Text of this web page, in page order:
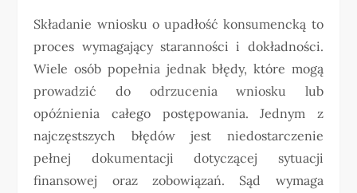
Składanie wniosku o upadłość konsumencką to
proces wymagający staranności i dokładności.
Wiele osób popełnia jednak błędy, które mogą
prowadzić do odrzucenia wniosku lub
opóźnienia całego postępowania. Jednym z
najczęstszych błędów jest niedostarczenie
pełnej dokumentacji dotyczącej sytuacji
finansowej oraz zobowiązań. Sąd wymaga